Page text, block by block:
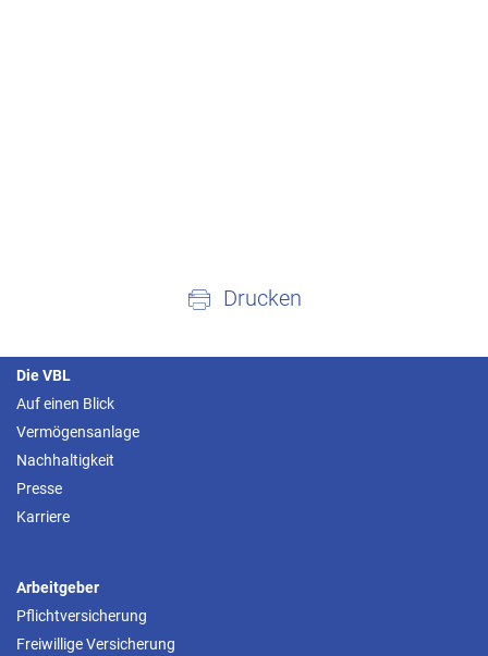
Drucken
Die VBL
Auf einen Blick
Vermögensanlage
Nachhaltigkeit
Presse
Karriere
Arbeitgeber
Pflichtversicherung
Freiwillige Versicherung